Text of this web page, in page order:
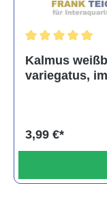
Kalmus
variegatus,
3,99 €*